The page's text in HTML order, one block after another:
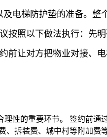
电梯防护垫的准备。整
照以下做法执行：先
让对方把物业对接、电
性的重要环节。 签约前
拆装费、城中村等附加